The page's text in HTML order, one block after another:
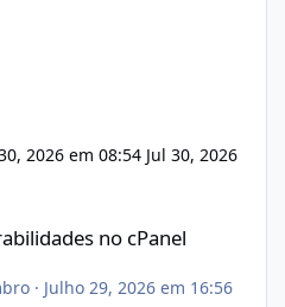
2026 em 08:54 Jul 30, 2026
no cPanel
· Julho 29, 2026 em 16:56